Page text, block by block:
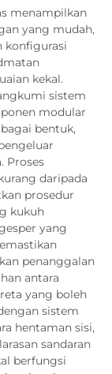
menampilkan
yang mudah,
konfigurasi
kekal.
sistem
modular
bentuk,
Proses
daripada
prosedur
kukuh
yang
penanggalan
antara
yang boleh
sistem
hentaman sisi,
sandaran
berfungsi